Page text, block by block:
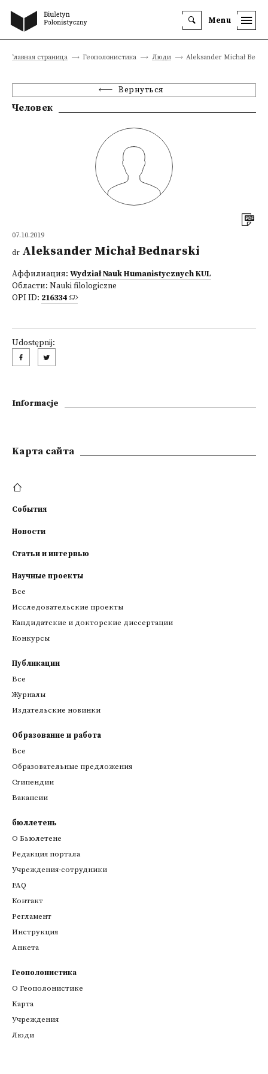
Menu
Главная страница Геополонистика Люди Aleksander Michał
Вернуться
Человек
07.10.2019
dr Aleksander Michał Bednarski
Аффилиация: Wydział Nauk Humanistycznych KUL
Области: Nauki filologiczne
OPI ID: 216334
Udostępnij:
Informacje
Kарта сайта
События
Новости
Статьи и интервью
Научные проекты
Все
Исследовательские проекты
Кандидатские и докторские диссертации
Конкурсы
Публикации
Все
Журналы
Издательские новинки
Образование и работа
Все
Образовательные предложения
Стипендии
Вакансии
бюллетень
О Бьюлетене
Редакция портала
Учреждения-сотрудники
FAQ
Контакт
Регламент
Инструкция
Анкета
Геополонистика
О Геополонистике
Kарта
Учреждения
Люди